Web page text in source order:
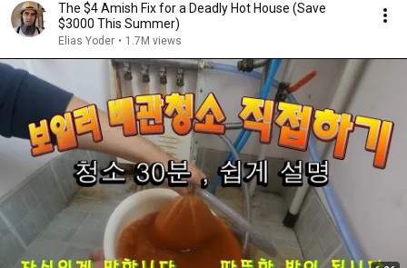
The $4 Amish Fix for a Deadly Hot House (Save
$3000 This Summer)
Elias Yoder • 1.7M views